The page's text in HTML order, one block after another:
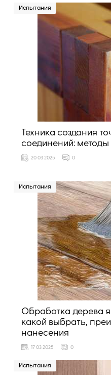
Испытания
Техника создания
соединений: методы
20 03 2025 0
Испытания
Обработка дерева
какой выбрать,
нанесения
17 03 2025 0
Испытания